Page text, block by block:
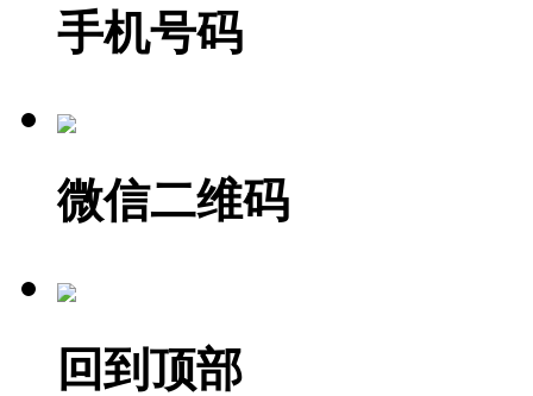
手机号码
微信二维码
回到顶部